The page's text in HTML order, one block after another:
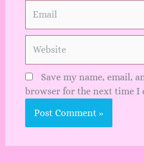
Save my name, email,
browser for the next time I